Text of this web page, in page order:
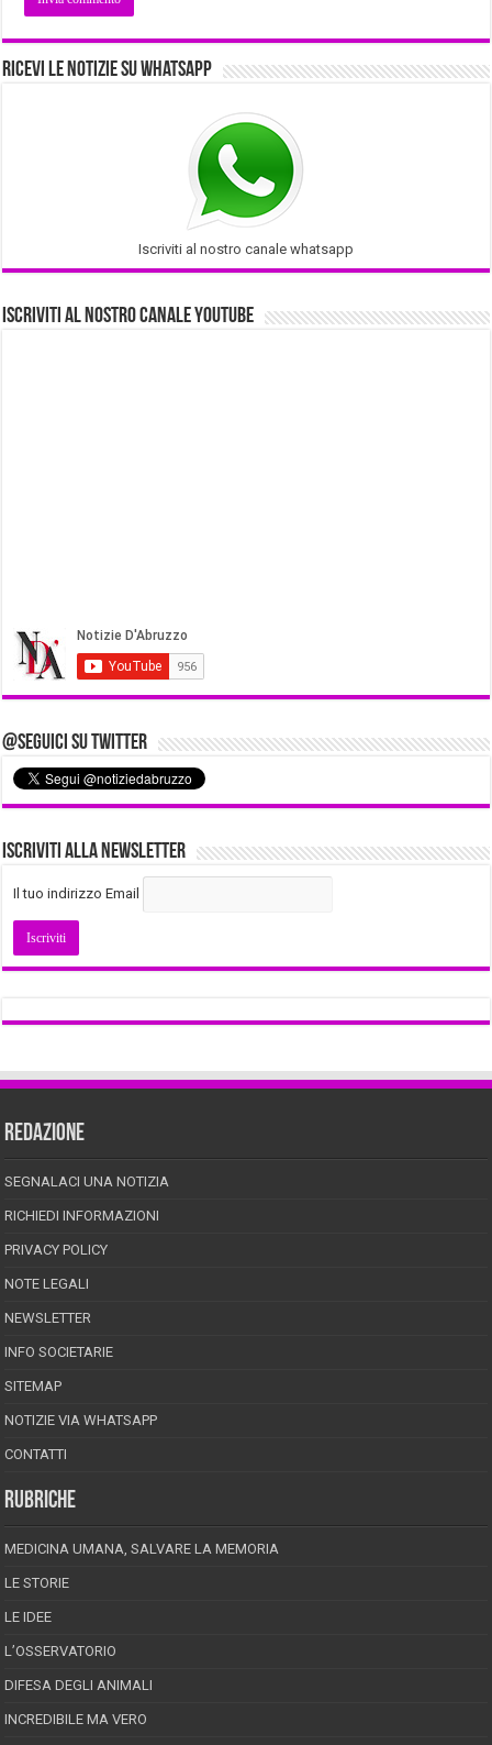
Ricevi le notizie su Whatsapp
Iscriviti al nostro canale whatsapp
Iscriviti al nostro Canale Youtube
@Seguici su Twitter
Iscriviti alla Newsletter
Il tuo indirizzo Email
REDAZIONE
SEGNALACI UNA NOTIZIA
RICHIEDI INFORMAZIONI
PRIVACY POLICY
NOTE LEGALI
NEWSLETTER
INFO SOCIETARIE
SITEMAP
NOTIZIE VIA WHATSAPP
CONTATTI
RUBRICHE
MEDICINA UMANA, SALVARE LA MEMORIA
LE STORIE
LE IDEE
L’OSSERVATORIO
DIFESA DEGLI ANIMALI
INCREDIBILE MA VERO